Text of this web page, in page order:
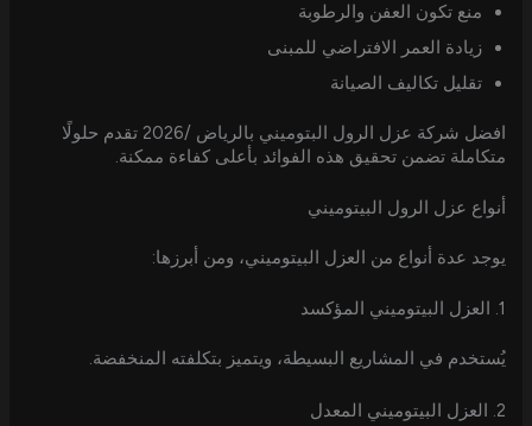
منع تكون العفن والرطوبة
زيادة العمر الافتراضي للمبنى
تقليل تكاليف الصيانة
افضل شركة عزل الرول البتوميني بالرياض /2026 تقدم حلولًا
متكاملة تضمن تحقيق هذه الفوائد بأعلى كفاءة ممكنة.
أنواع عزل الرول البيتوميني
يوجد عدة أنواع من العزل البيتوميني، ومن أبرزها:
1. العزل البيتوميني المؤكسد
يُستخدم في المشاريع البسيطة، ويتميز بتكلفته المنخفضة.
2. العزل البيتوميني المعدل